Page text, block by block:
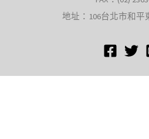
地址：106台北市和平